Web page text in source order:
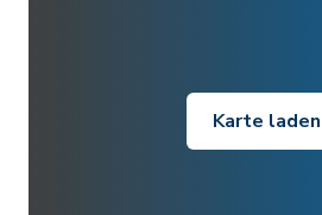
Karte laden